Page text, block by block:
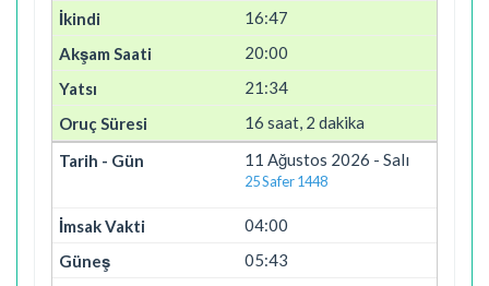
16:47
20:00
21:34
16 saat, 2 dakika
11 Ağustos 2026 - Salı
25 Safer 1448
04:00
05:43